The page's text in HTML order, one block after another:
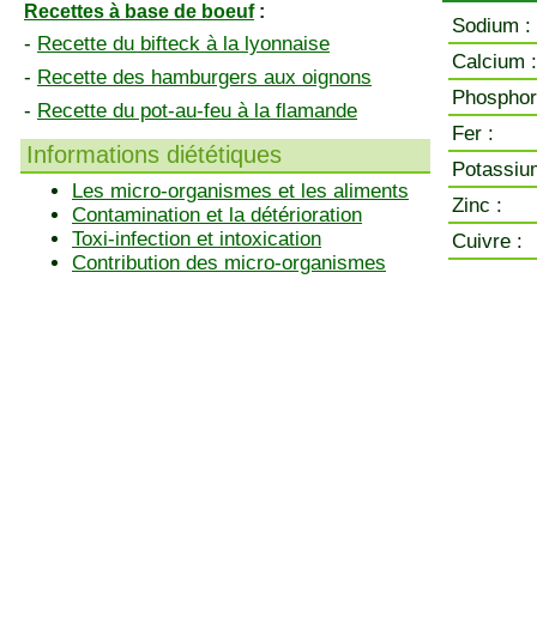
Recettes à base de boeuf:
- Recette du bifteck à la lyonnaise
- Recette des hamburgers aux oignons
- Recette du pot-au-feu à la flamande
Informations diététiques
Les micro-organismes et les aliments
Contamination et la détérioration
Toxi-infection et intoxication
Contribution des micro-organismes
Sodium :
Calcium :
Fer :
Zinc :
Cuivre :